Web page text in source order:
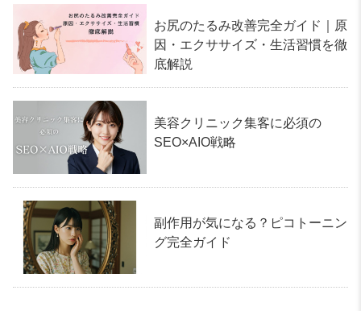
お尻のたるみ改善完全ガイド｜原
因・エクササイズ・生活習慣を徹
底解説
美容クリニック集客に必須の
SEO×AIO戦略
副作用が気になる？ピコトーニン
グ完全ガイド